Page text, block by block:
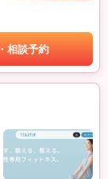
相談予約